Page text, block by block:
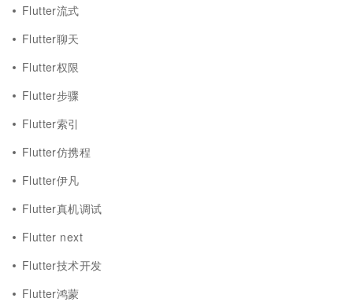
Flutter流式
Flutter聊天
Flutter权限
Flutter步骤
Flutter索引
Flutter仿携程
Flutter伊凡
Flutter真机调试
Flutter next
Flutter技术开发
Flutter鸿蒙